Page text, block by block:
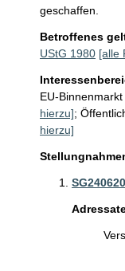
geschaffen.
Betroffenes
UStG 1980 [alle
EU-Binnenmarkt
hierzu];
hierzu]